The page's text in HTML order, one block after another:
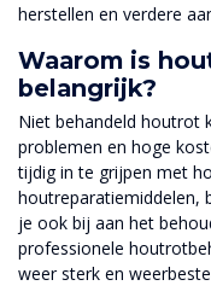
herstellen en verdere
Waarom is
belangrijk?
Niet behandeld houtrot
problemen en hoge
tijdig in te grijpen met
houtreparatiemiddelen,
je ook bij aan het
professionele
weer sterk en